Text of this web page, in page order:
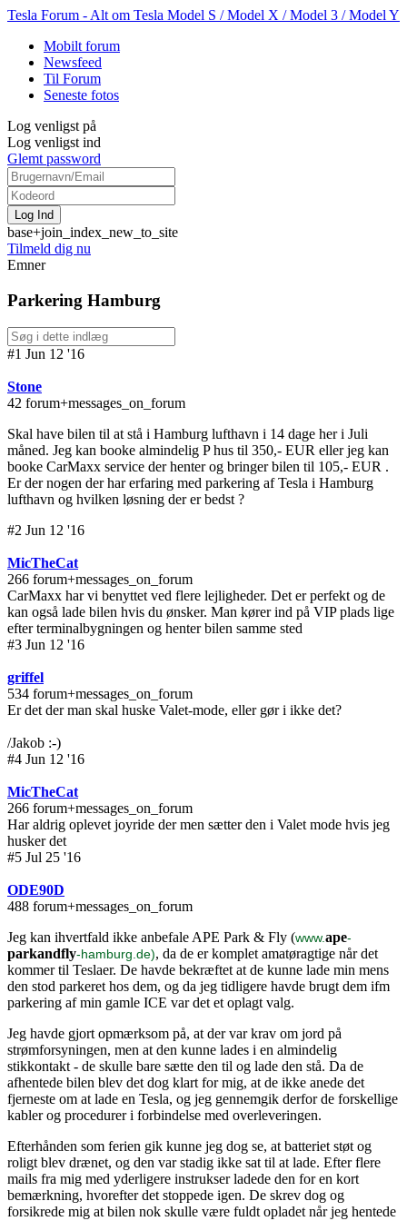
Tesla Forum - Alt om Tesla Model S / Model X / Model 3 / Model Y
Mobilt forum
Newsfeed
Til Forum
Seneste fotos
Log venligst på
Log venligst ind
Glemt password
base+join_index_new_to_site
Tilmeld dig nu
Emner
Parkering Hamburg
#1 Jun 12 '16
Stone
42 forum+messages_on_forum
Skal have bilen til at stå i Hamburg lufthavn i 14 dage her i Juli
måned. Jeg kan booke almindelig P hus til 350,- EUR eller jeg kan
booke CarMaxx service der henter og bringer bilen til 105,- EUR .
Er der nogen der har erfaring med parkering af Tesla i Hamburg
lufthavn og hvilken løsning der er bedst ?
#2 Jun 12 '16
MicTheCat
266 forum+messages_on_forum
CarMaxx har vi benyttet ved flere lejligheder. Det er perfekt og de
kan også lade bilen hvis du ønsker. Man kører ind på VIP plads lige
efter terminalbygningen og henter bilen samme sted
#3 Jun 12 '16
griffel
534 forum+messages_on_forum
Er det der man skal huske Valet-mode, eller gør i ikke det?
/Jakob :-)
#4 Jun 12 '16
MicTheCat
266 forum+messages_on_forum
Har aldrig oplevet joyride der men sætter den i Valet mode hvis jeg
husker det
#5 Jul 25 '16
ODE90D
488 forum+messages_on_forum
Jeg kan ihvertfald ikke anbefale APE Park & Fly (www.ape-
parkandfly-hamburg.de), da de er komplet amatøragtige når det
kommer til Teslaer. De havde bekræftet at de kunne lade min mens
den stod parkeret hos dem, og da jeg tidligere havde brugt dem ifm
parkering af min gamle ICE var det et oplagt valg.
Jeg havde gjort opmærksom på, at der var krav om jord på
strømforsyningen, men at den kunne lades i en almindelig
stikkontakt - de skulle bare sætte den til og lade den stå. Da de
afhentede bilen blev det dog klart for mig, at de ikke anede det
fjerneste om at lade en Tesla, og jeg gennemgik derfor de forskellige
kabler og procedurer i forbindelse med overleveringen.
Efterhånden som ferien gik kunne jeg dog se, at batteriet støt og
roligt blev drænet, og den var stadig ikke sat til at lade. Efter flere
mails fra mig med yderligere instrukser ladede den for en kort
bemærkning, hvorefter det stoppede igen. De skrev dog og
forsikrede mig at bilen nok skulle være fuldt opladet når jeg hentede